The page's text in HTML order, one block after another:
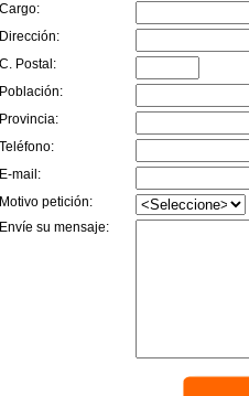
Cargo:
Dirección:
C. Postal:
Población:
Provincia:
Teléfono:
E-mail:
Motivo petición:
Envíe su mensaje: